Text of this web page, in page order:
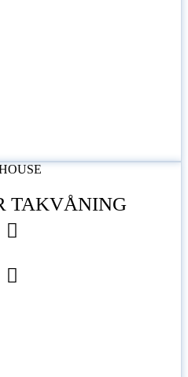
TAKVÅNING